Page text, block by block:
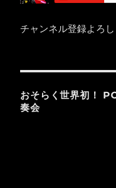
チャンネル登録よろ
おそらく世界初！
奏会